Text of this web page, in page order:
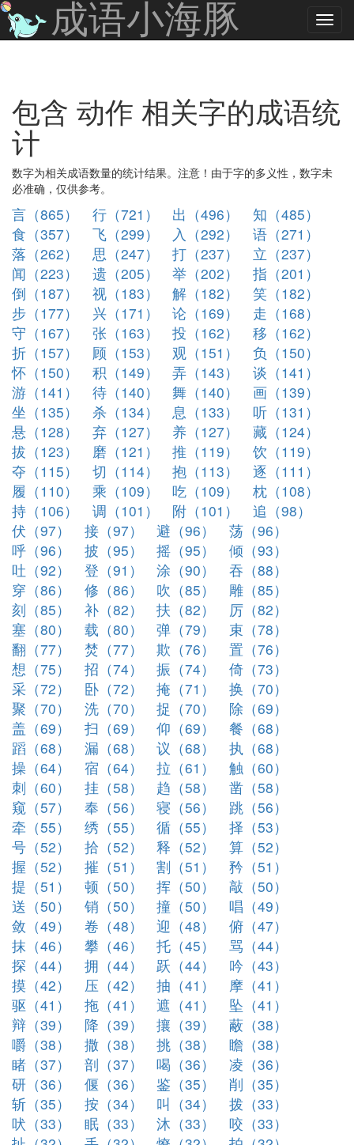
成语小海豚
包含 动作 相关字的成语统
计
数字为相关成语数量的统计结果。注意！由于字的多义性，数字未
必准确，仅供参考。
言（865） 行（721） 出（496）
知（485）
食（357）
飞（299） 入（292）
语（271）
落（262）
思（247） 打（237）
立（237）
闻（223）
遗（205） 举（202）
指（201）
倒（187）
视（183） 解（182）
笑（182）
步（177）
兴（171） 论（169）
走（168）
守（167）
张（163） 投（162）
移（162）
折（157）
顾（153） 观（151）
负（150）
怀（150）
积（149） 弄（143）
谈（141）
游（141）
待（140） 舞（140）
画（139）
坐（135）
杀（134） 息（133）
听（131）
悬（128）
弃（127） 养（127）
藏（124）
拔（123）
磨（121） 推（119）
饮（119）
夺（115）
切（114） 抱（113）
逐（111）
履（110）
乘（109） 吃（109）
枕（108）
持（106）
调（101） 附（101）
追（98）
伏（97）
接（97） 避（96）
荡（96）
呼（96）
披（95） 摇（95）
倾（93）
吐（92）
登（91） 涂（90）
吞（88）
穿（86）
修（86） 吹（85）
雕（85）
刻（85）
补（82） 扶（82）
厉（82）
塞（80）
载（80） 弹（79）
束（78）
翻（77）
焚（77） 欺（76）
置（76）
想（75）
招（74） 振（74）
倚（73）
采（72）
卧（72） 掩（71）
换（70）
聚（70）
洗（70） 捉（70）
除（69）
盖（69）
扫（69） 仰（69）
餐（68）
蹈（68）
漏（68） 议（68）
执（68）
操（64）
宿（64） 拉（61）
触（60）
刺（60）
挂（58） 趋（58）
凿（58）
窥（57）
奉（56） 寝（56）
跳（56）
牵（55）
绣（55） 循（55）
择（53）
号（52）
拾（52） 释（52）
算（52）
握（52）
摧（51） 割（51）
矜（51）
提（51）
顿（50） 挥（50）
敲（50）
送（50）
销（50） 撞（50）
唱（49）
敛（49）
卷（48） 迎（48）
俯（47）
抹（46）
攀（46） 托（45）
骂（44）
探（44）
拥（44） 跃（44）
吟（43）
摸（42）
压（42） 抽（41）
摩（41）
驱（41）
拖（41） 遮（41）
坠（41）
辩（39）
降（39） 攘（39）
蔽（38）
嚼（38）
撒（38） 挑（38）
瞻（38）
睹（37）
剖（37） 喝（36）
凌（36）
研（36）
偃（36） 鉴（35）
削（35）
斩（35）
按（34） 叫（34）
拨（33）
吠（33）
眠（33） 沐（33）
咬（33）